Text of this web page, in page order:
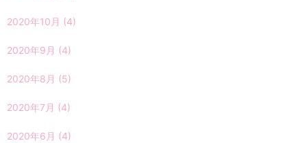
2020年10月 (4)
2020年9月 (4)
2020年8月 (5)
2020年7月 (4)
2020年6月 (4)